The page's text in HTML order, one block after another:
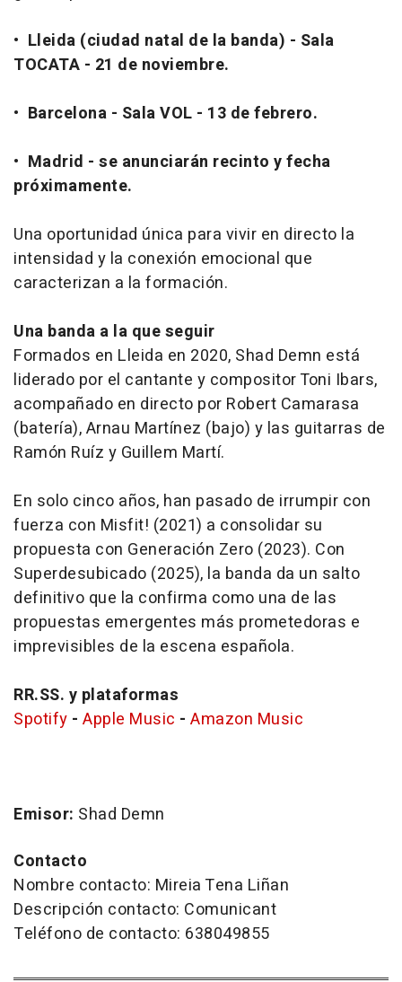
• Lleida (ciudad natal de la banda) - Sala
TOCATA - 21 de noviembre.
• Barcelona - Sala VOL - 13 de febrero.
• Madrid - se anunciarán recinto y fecha
próximamente.
Una oportunidad única para vivir en directo la
intensidad y la conexión emocional que
caracterizan a la formación.
Una banda a la que seguir
Formados en Lleida en 2020, Shad Demn está
liderado por el cantante y compositor Toni Ibars,
acompañado en directo por Robert Camarasa
(batería), Arnau Martínez (bajo) y las guitarras de
Ramón Ruíz y Guillem Martí.
En solo cinco años, han pasado de irrumpir con
fuerza con Misfit! (2021) a consolidar su
propuesta con Generación Zero (2023). Con
Superdesubicado (2025), la banda da un salto
definitivo que la confirma como una de las
propuestas emergentes más prometedoras e
imprevisibles de la escena española.
RR.SS. y plataformas
Spotify - Apple Music - Amazon Music
Emisor: Shad Demn
Contacto
Nombre contacto: Mireia Tena Liñan
Descripción contacto: Comunicant
Teléfono de contacto: 638049855